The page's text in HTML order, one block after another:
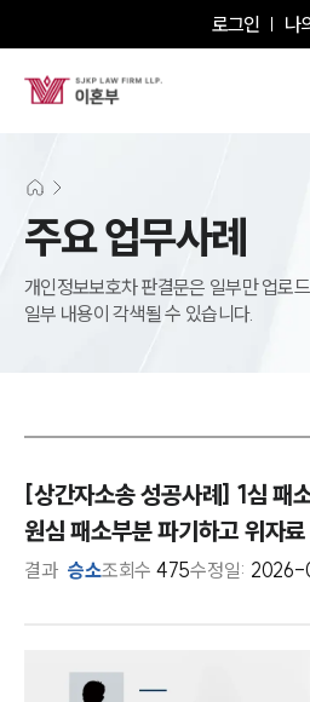
로그인 나
주요 업무사례
개인정보보호차 판결문은 일부만 업로
일부 내용이 각색될 수 있습니다.
[상간자소송 성공사례] 1심 패
원심 패소부분 파기하고 위자
결과 승소조회수 475수정일: 2026-